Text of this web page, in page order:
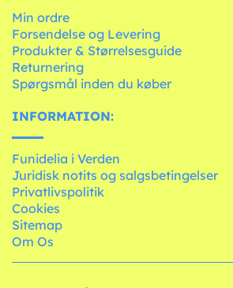
Min ordre
Forsendelse og Levering
Produkter & Størrelsesguide
Returnering
Spørgsmål inden du køber
INFORMATION:
Funidelia i Verden
Juridisk notits og salgsbetingelser
Privatlivspolitik
Cookies
Sitemap
Om Os